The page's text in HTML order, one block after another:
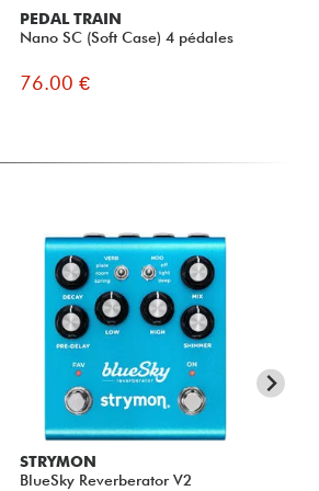
PEDAL TRAIN
Nano SC (Soft Case) 4 pédales
76.00 €
STRYMON
BlueSky Reverberator V2